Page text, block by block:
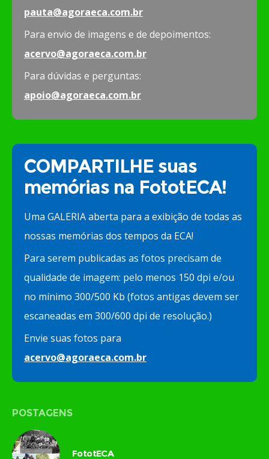
pauta@agoraeca.com.br
Para envio de imagens e de depoimentos:
acervo@agoraeca.com.br
Para dúvidas e perguntas:
apoio@agoraeca.com.br
COMPARTILHE suas
memórias na FototECA!
Uma GALERIA aberta para a exibição de todas as
nossas memórias dos tempos da ECA!
Para serem publicadas as fotos precisam de
qualidade de imagem: pelo menos 150 dpi e/ou
no mínimo 300/500 Kb (fotos antigas devem ser
escaneadas em 300/600 dpi de resolução.)
Envie suas fotos para
acervo@agoraeca.com.br
POSTAGENS
FototECA